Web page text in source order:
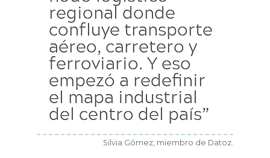
regional donde
confluye transporte
aéreo, carretero y
ferroviario. Y eso
empezó a redefinir
el mapa industrial
del centro del país”
Silvia Gómez, miembro de Datoz.